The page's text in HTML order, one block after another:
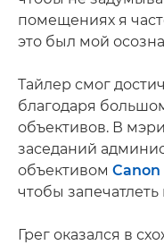
помещениях я
это был мой
Тайлер смог
благодаря
объективов. В
заседаний
объективом Canon
чтобы
Грег оказался в